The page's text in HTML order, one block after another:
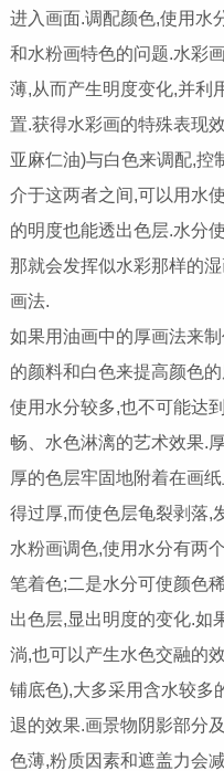
进入画面.调配颜色,使用水
和水粉画特色的问题.水彩
薄,从而产生明度变化,并利
置.获得水彩画的特殊表现
亚麻仁油)与白色来调配,控
介于这两者之间,可以用水
的明度也能透出色层.水分
那就会发挥似水彩那样的
画法.
如果用油画中的厚画法来
的颜料和白色来提高颜色
使用水分较多,也不可能达
畅、水色淋漓的艺术效果.
厚的色层牢固地附着在画
得过厚,而使色层龟裂剥落,
水粉画调色,使用水分有两
笔着色;二是水分可使颜色
出色层,显出明度的变化.如
淌,也可以产生水色交融的
铺底色),大多采用含水较多
退的效果.画景物阴影部分
色薄,粉质因素和遮盖力会